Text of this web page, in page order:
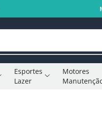
Esportes
Lazer
Motores